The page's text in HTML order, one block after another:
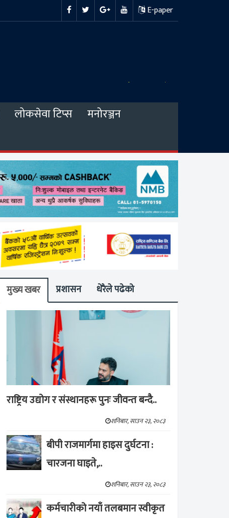
E-paper
लोकसेवा टिप्स
मनोरञ्जन
मुख्य खबर प्रशासन धेरैले पढेको
राष्ट्रिय उद्योग र संस्थानहरू पुनः जीवन्त बन्दै..
शनिबार, साउन २३, २०८३
बीपी राजमार्गमा हाइस दुर्घटना :
चारजना घाइते,..
शनिबार, साउन २३, २०८३
कर्मचारीको नयाँ तलबमान स्वीकृत